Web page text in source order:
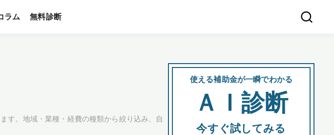
ラム 無料診断
す。地域・業種・経費の種類から絞り込み、自
使える補助金が一瞬でわかる
ＡＩ診断
今すぐ試してみる